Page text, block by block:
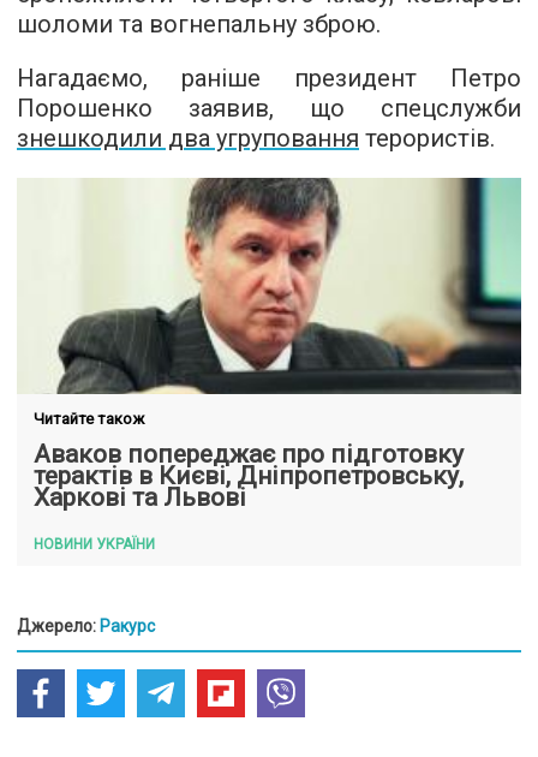
шоломи та вогнепальну зброю.
Нагадаємо, раніше президент Петро
Порошенко заявив, що спецслужби
знешкодили два угруповання терористів.
Читайте також
Аваков попереджає про підготовку
терактів в Києві, Дніпропетровську,
Харкові та Львові
НОВИНИ УКРАЇНИ
Джерело: Ракурс